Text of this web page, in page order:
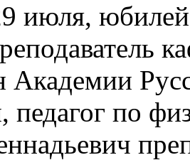
июля,
Академии
педагог по